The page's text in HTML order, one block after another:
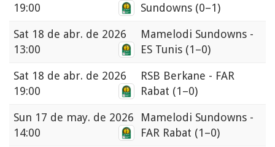
19:00
Sundowns (0–1)
Sat 18 de abr. de 2026
13:00
Mamelodi Sundowns -
ES Tunis (1–0)
Sat 18 de abr. de 2026
19:00
RSB Berkane - FAR
Rabat (1–0)
Sun 17 de may. de 2026
14:00
Mamelodi Sundowns -
FAR Rabat (1–0)